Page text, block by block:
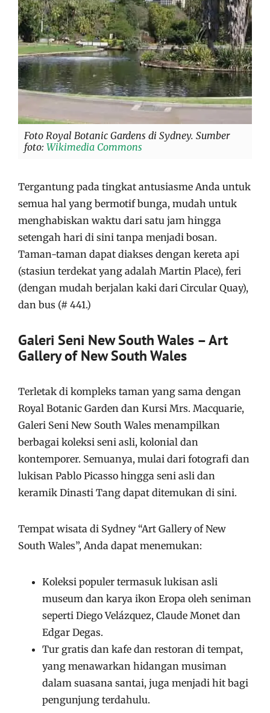
Foto Royal Botanic Gardens di Sydney. Sumber
foto: Wikimedia Commons
Tergantung pada tingkat antusiasme Anda untuk
semua hal yang bermotif bunga, mudah untuk
menghabiskan waktu dari satu jam hingga
setengah hari di sini tanpa menjadi bosan.
Taman-taman dapat diakses dengan kereta api
(stasiun terdekat yang adalah Martin Place), feri
(dengan mudah berjalan kaki dari Circular Quay),
dan bus (# 441.)
Galeri Seni New South Wales – Art
Gallery of New South Wales
Terletak di kompleks taman yang sama dengan
Royal Botanic Garden dan Kursi Mrs. Macquarie,
Galeri Seni New South Wales menampilkan
berbagai koleksi seni asli, kolonial dan
kontemporer. Semuanya, mulai dari fotografi dan
lukisan Pablo Picasso hingga seni asli dan
keramik Dinasti Tang dapat ditemukan di sini.
Tempat wisata di Sydney “Art Gallery of New
South Wales”, Anda dapat menemukan:
Koleksi populer termasuk lukisan asli
museum dan karya ikon Eropa oleh seniman
seperti Diego Velázquez, Claude Monet dan
Edgar Degas.
Tur gratis dan kafe dan restoran di tempat,
yang menawarkan hidangan musiman
dalam suasana santai, juga menjadi hit bagi
pengunjung terdahulu.